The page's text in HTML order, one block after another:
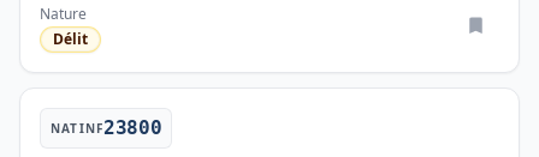
Nature
Délit
NATINF23800